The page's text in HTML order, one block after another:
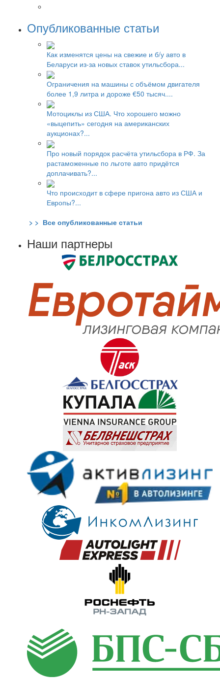
Опубликованные статьи
Как изменятся цены на свежие и б/у авто в
Беларуси из-за новых ставок утильсбора...
Ограничения на машины с объёмом двигателя
более 1,9 литра и дороже €50 тысяч....
Мотоциклы из США. Что хорошего можно
«выцепить» сегодня на американских
аукционах?...
Про новый порядок расчёта утильсбора в РФ. За
растаможенные по льготе авто придётся
доплачивать?...
Что происходит в сфере пригона авто из США и
Европы?...
> > Все опубликованные статьи
Наши партнеры